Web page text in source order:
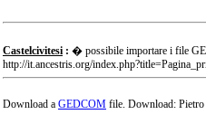
Castelcivitesi : � possibile importare i file
http://it.ancestris.org/
Download a GEDCOM file. Download: Pietro